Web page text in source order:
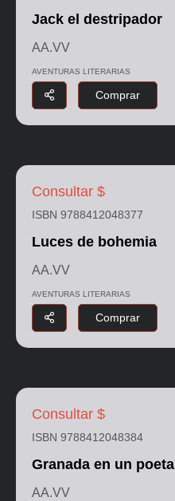
Jack el destripador
AA.VV
AVENTURAS LITERARIAS
Comprar
Consultar $
ISBN 9788412048377
Luces de bohemia
AA.VV
AVENTURAS LITERARIAS
Comprar
Consultar $
ISBN 9788412048384
Granada en un poeta
AA.VV